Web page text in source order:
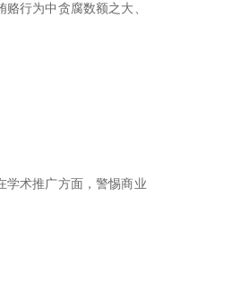
行为中贪腐数额之大、
学术推广方面，警惕商业